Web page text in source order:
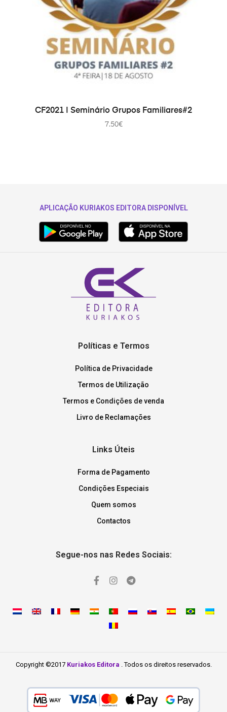
AJOUTER AU PANIER
CF2021 | Seminário Grupos Familiares#2
7.50€
APLICAÇÃO KURIAKOS EDITORA DISPONÍVEL
Políticas e Termos
Política de Privacidade
Termos de Utilização
Termos e Condições de venda
Livro de Reclamações
Links Úteis
Forma de Pagamento
Condições Especiais
Quem somos
Contactos
Segue-nos nas Redes Sociais:
Copyright ©2017 Kuriakos Editora . Todos os direitos reservados.